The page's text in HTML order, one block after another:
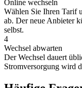
Online wechseln
Wählen Sie Ihren Tarif
ab. Der neue Anbieter
selbst.
4
Wechsel abwarten
Der Wechsel dauert
Stromversorgung wird